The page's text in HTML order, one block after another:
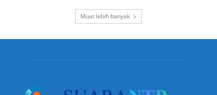
Muat lebih banyak